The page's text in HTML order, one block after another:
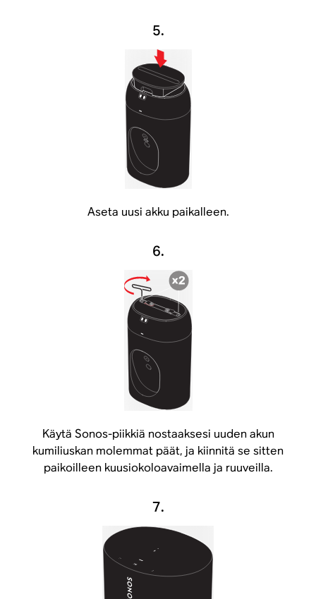
5.
Aseta uusi akku paikalleen.
6.
Käytä Sonos-piikkiä nostaaksesi uuden akun
kumiliuskan molemmat päät, ja kiinnitä se sitten
paikoilleen kuusiokoloavaimella ja ruuveilla.
7.